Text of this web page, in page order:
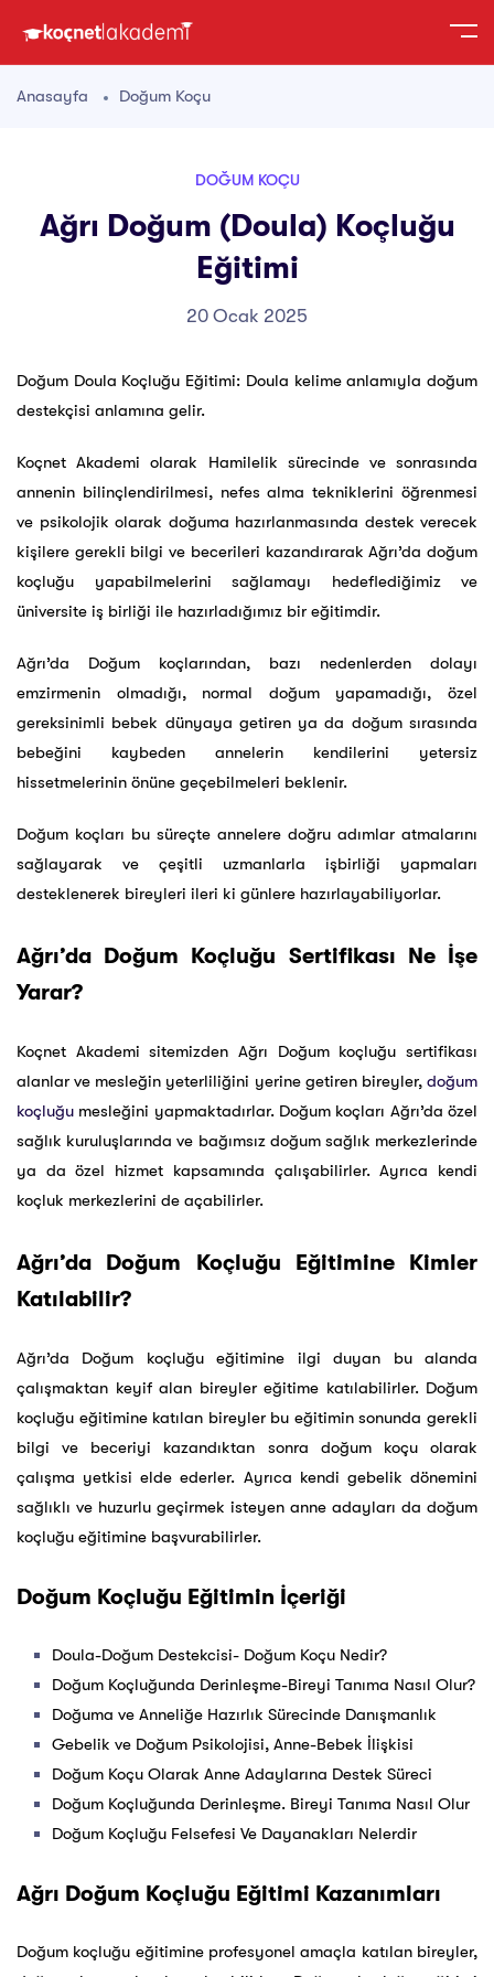
Anasayfa Doğum Koçu
DOĞUM KOÇU
Ağrı Doğum (Doula) Koçluğu
Eğitimi
20 Ocak 2025
Doğum Doula Koçluğu Eğitimi: Doula kelime anlamıyla doğum
destekçisi anlamına gelir.
Koçnet Akademi olarak Hamilelik sürecinde ve sonrasında
annenin bilinçlendirilmesi, nefes alma tekniklerini öğrenmesi
ve psikolojik olarak doğuma hazırlanmasında destek verecek
kişilere gerekli bilgi ve becerileri kazandırarak Ağrı’da doğum
koçluğu yapabilmelerini sağlamayı hedeflediğimiz ve
üniversite iş birliği ile hazırladığımız bir eğitimdir.
Ağrı’da Doğum koçlarından, bazı nedenlerden dolayı
emzirmenin olmadığı, normal doğum yapamadığı, özel
gereksinimli bebek dünyaya getiren ya da doğum sırasında
bebeğini kaybeden annelerin kendilerini yetersiz
hissetmelerinin önüne geçebilmeleri beklenir.
Doğum koçları bu süreçte annelere doğru adımlar atmalarını
sağlayarak ve çeşitli uzmanlarla işbirliği yapmaları
desteklenerek bireyleri ileri ki günlere hazırlayabiliyorlar.
Ağrı’da Doğum Koçluğu Sertifikası Ne İşe
Yarar?
Koçnet Akademi sitemizden Ağrı Doğum koçluğu sertifikası
alanlar ve mesleğin yeterliliğini yerine getiren bireyler, doğum
koçluğu mesleğini yapmaktadırlar. Doğum koçları Ağrı’da özel
sağlık kuruluşlarında ve bağımsız doğum sağlık merkezlerinde
ya da özel hizmet kapsamında çalışabilirler. Ayrıca kendi
koçluk merkezlerini de açabilirler.
Ağrı’da Doğum Koçluğu Eğitimine Kimler
Katılabilir?
Ağrı’da Doğum koçluğu eğitimine ilgi duyan bu alanda
çalışmaktan keyif alan bireyler eğitime katılabilirler. Doğum
koçluğu eğitimine katılan bireyler bu eğitimin sonunda gerekli
bilgi ve beceriyi kazandıktan sonra doğum koçu olarak
çalışma yetkisi elde ederler. Ayrıca kendi gebelik dönemini
sağlıklı ve huzurlu geçirmek isteyen anne adayları da doğum
koçluğu eğitimine başvurabilirler.
Doğum Koçluğu Eğitimin İçeriği
Doula-Doğum Destekcisi- Doğum Koçu Nedir?
Doğum Koçluğunda Derinleşme-Bireyi Tanıma Nasıl Olur?
Doğuma ve Anneliğe Hazırlık Sürecinde Danışmanlık
Gebelik ve Doğum Psikolojisi, Anne-Bebek İlişkisi
Doğum Koçu Olarak Anne Adaylarına Destek Süreci
Doğum Koçluğunda Derinleşme. Bireyi Tanıma Nasıl Olur
Doğum Koçluğu Felsefesi Ve Dayanakları Nelerdir
Ağrı Doğum Koçluğu Eğitimi Kazanımları
Doğum koçluğu eğitimine profesyonel amaçla katılan bireyler,